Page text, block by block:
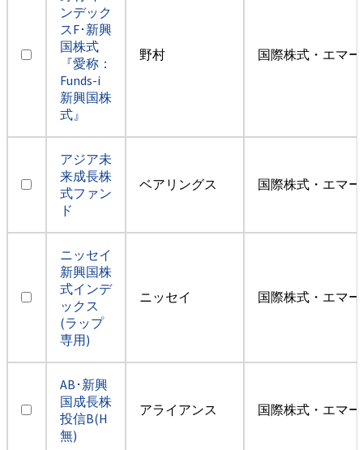
ンデック
スF･新興
国株式
『愛称：
Funds-i
新興国株
式』
野村 国際株式・エマ
アジア未
来成長株
式ファン
ド
ベアリングス 国際株式・エマ
ニッセイ
新興国株
式インデ
ックス
(ラップ
専用)
ニッセイ 国際株式・エマ
AB･新興
国成長株
投信B(H
無)
アライアンス 国際株式・エマ